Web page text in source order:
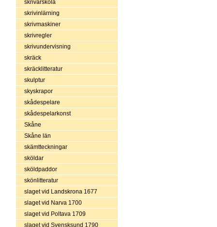
skrivarskola
skrivinlärning
skrivmaskiner
skrivregler
skrivundervisning
skräck
skräcklitteratur
skulptur
skyskrapor
skådespelare
skådespelarkonst
Skåne
Skåne län
skämtteckningar
sköldar
sköldpaddor
skönlitteratur
slaget vid Landskrona 1677
slaget vid Narva 1700
slaget vid Poltava 1709
slaget vid Svensksund 1790